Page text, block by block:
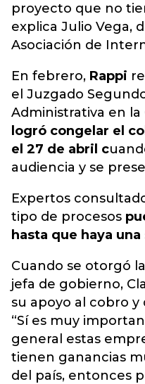
proyecto que no
explica Julio Vega,
Asociación de
En febrero, Rappi
el Juzgado
Administrativa en la
logró congelar el
el 27 de abril c
audiencia y se
Expertos
tipo de procesos
hasta que haya
Cuando se otorgó
jefa de gobierno,
su apoyo al cobro
“Sí es muy
general estas
tienen ganancias
del país, entonces